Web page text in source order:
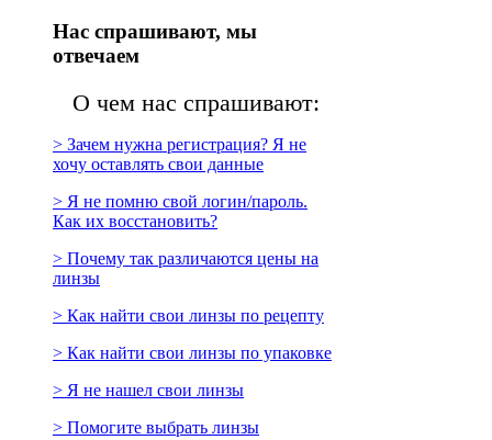
Нас спрашивают, мы
отвечаем
О чем нас спрашивают:
> Зачем нужна регистрация? Я не
хочу оставлять свои данные
> Я не помню свой логин/пароль.
Как их восстановить?
> Почему так различаются цены на
линзы
> Как найти свои линзы по рецепту
> Как найти свои линзы по упаковке
> Я не нашел свои линзы
> Помогите выбрать линзы